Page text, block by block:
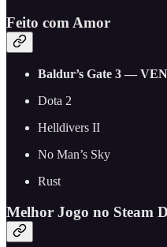
Feito com Amor
Baldur’s Gate 3 —
Dota 2
Helldivers II
No Man’s Sky
Rust
Melhor Jogo no Steam